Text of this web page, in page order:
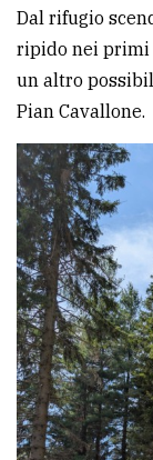
Dal rifugio
ripido nei primi
un altro
Pian Cavallone.